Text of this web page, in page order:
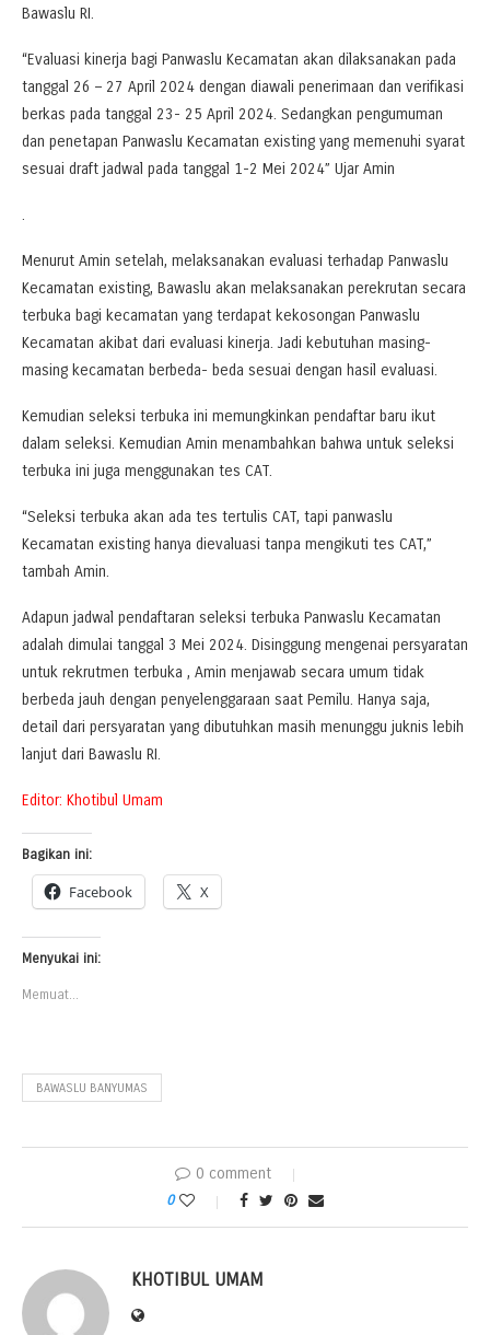
Bawaslu RI.
“Evaluasi kinerja bagi Panwaslu Kecamatan akan dilaksanakan pada
tanggal 26 – 27 April 2024 dengan diawali penerimaan dan verifikasi
berkas pada tanggal 23- 25 April 2024. Sedangkan pengumuman
dan penetapan Panwaslu Kecamatan existing yang memenuhi syarat
sesuai draft jadwal pada tanggal 1-2 Mei 2024” Ujar Amin
.
Menurut Amin setelah, melaksanakan evaluasi terhadap Panwaslu
Kecamatan existing, Bawaslu akan melaksanakan perekrutan secara
terbuka bagi kecamatan yang terdapat kekosongan Panwaslu
Kecamatan akibat dari evaluasi kinerja. Jadi kebutuhan masing-
masing kecamatan berbeda- beda sesuai dengan hasil evaluasi.
Kemudian seleksi terbuka ini memungkinkan pendaftar baru ikut
dalam seleksi. Kemudian Amin menambahkan bahwa untuk seleksi
terbuka ini juga menggunakan tes CAT.
“Seleksi terbuka akan ada tes tertulis CAT, tapi panwaslu
Kecamatan existing hanya dievaluasi tanpa mengikuti tes CAT,”
tambah Amin.
Adapun jadwal pendaftaran seleksi terbuka Panwaslu Kecamatan
adalah dimulai tanggal 3 Mei 2024. Disinggung mengenai persyaratan
untuk rekrutmen terbuka , Amin menjawab secara umum tidak
berbeda jauh dengan penyelenggaraan saat Pemilu. Hanya saja,
detail dari persyaratan yang dibutuhkan masih menunggu juknis lebih
lanjut dari Bawaslu RI.
Editor: Khotibul Umam
Bagikan ini:
Facebook X
Menyukai ini:
Memuat...
BAWASLU BANYUMAS
0 comment
0
KHOTIBUL UMAM